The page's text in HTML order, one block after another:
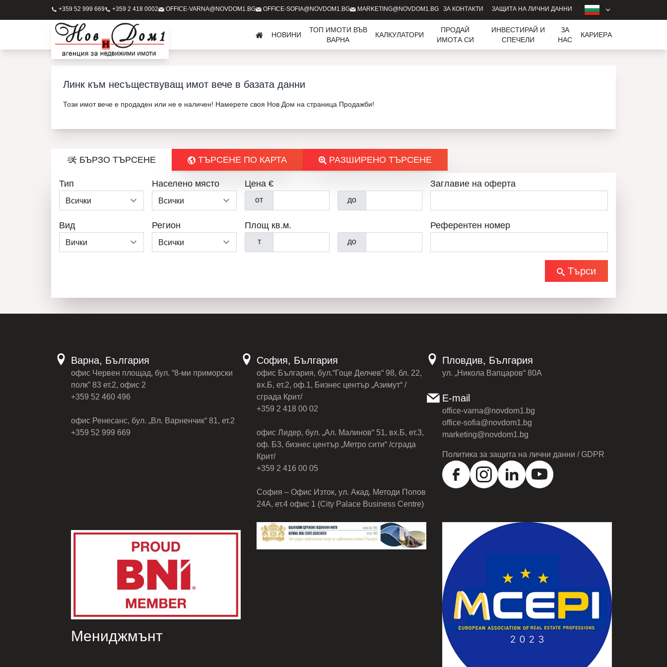
+359 52 999 669 +359 2 418 0002 OFFICE-VARNA@NOVDOM1.BG OFFICE-SOFIA@NOVDOM1.BG MARKETING@NOVDOM1.BG ЗА КОНТАКТИ ЗАЩИТА НА ЛИЧНИ ДАННИ
НОВИНИ
ТОП ИМОТИ ВЪВ
ВАРНА
КАЛКУЛАТОРИ
ПРОДАЙ
ИМОТА СИ
ИНВЕСТИРАЙ И
СПЕЧЕЛИ
ЗА
НАС
КАРИЕРA
Линк към несъществуващ имот вече в базата данни
Този имот вече е продаден или не е наличен! Намерете своя Нов Дом на страница Продажби!
БЪРЗО ТЪРСЕНЕ ТЪРСЕНЕ ПО КАРТА РАЗШИРЕНО ТЪРСЕНЕ
Тип Населено място
Вид Регион
Цена €
от до
Площ кв.м.
т до
Заглавие на оферта
Референтен номер
Търси
Варна, България
офис Червен площад, бул. “8-ми приморски
полк” 83 ет.2, офис 2
+359 52 460 496
офис Ренесанс, бул. „Вл. Варненчик“ 81, ет.2
+359 52 999 669
София, България
офис България, бул.“Гоце Делчев“ 98, бл. 22,
вх.Б, ет.2, оф.1, Бизнес център „Азимут“ /
сграда Крит/
+359 2 418 00 02
офис Лидер, бул. „Ал. Малинов“ 51, вх.Б, ет.3,
оф. Б3, бизнес център „Метро сити“ /сграда
Крит/
+359 2 416 00 05
София – Офис Изток, ул. Акад. Методи Попов
24А, ет.4 офис 1 (City Palace Business Centre)
Пловдив, България
ул. „Никола Вапцаров“ 80А
E-mail
office-varna@novdom1.bg
office-sofia@novdom1.bg
marketing@novdom1.bg
Политика за защита на лични данни / GDPR
Мениджмънт